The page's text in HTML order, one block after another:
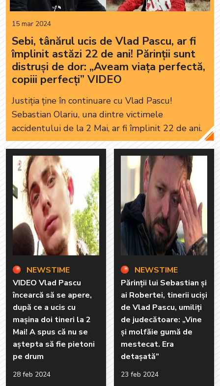
15 mar 2024
Sebi, tânărul ucis de Vlad Pascu, ar fi
împlinit astăzi 22 de ani! Părinții sunt
distruși de dor: „Aveam viața perfectă,
copiii perfecți” VIDEO
Justiția ține în continuare cu Vlad Pascu!
Sebastian Olariu, una dintre victimele
accidentului de la 2 Mai, ar fi împlinit 22 de ani.
NEWSTIME
VIDEO Vlad Pascu
încearcă să se apere,
după ce a ucis cu
mașina doi tineri la 2
Mai! A spus că nu se
aștepta să fie pietoni
pe drum
28 feb 2024
NEWSTIME
Părinții lui Sebastian și
ai Robertei, tinerii uciși
de Vlad Pascu, umiliți
de judecătoare: „Vine
și molfăie gumă de
mestecat. Era
detașată”
23 feb 2024